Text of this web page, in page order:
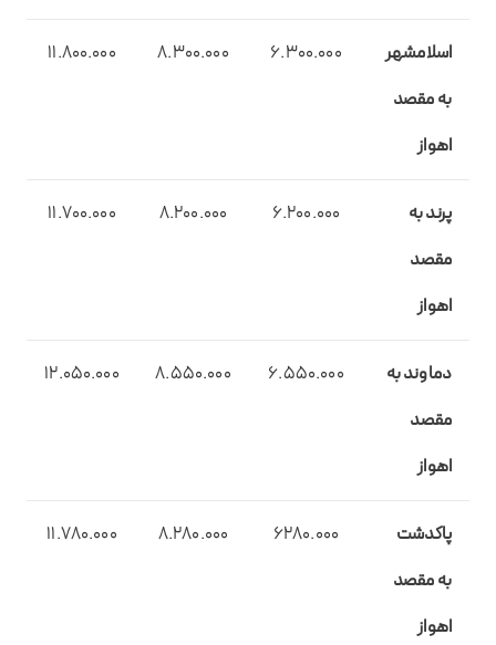
اسلامشهر
به مقصد
اهواز
6.300.000
8.300.000
11.800.000
پرند به
مقصد
اهواز
6.200.000
8.200.000
11.700.000
دماوند به
مقصد
اهواز
6.550.000
8.550.000
12.050.000
پاکدشت
به مقصد
اهواز
6280.000
8.280.000
11.780.000